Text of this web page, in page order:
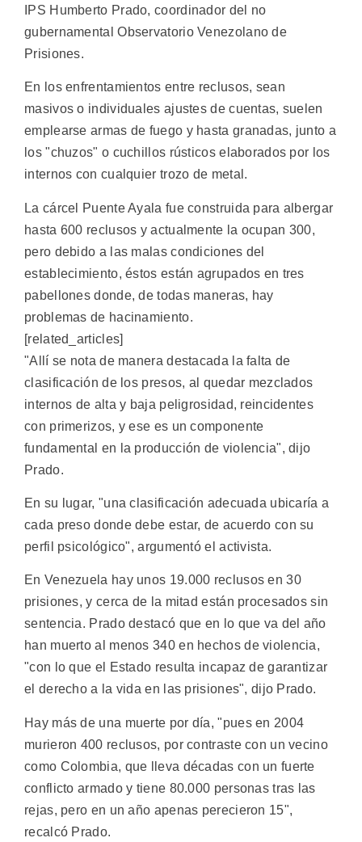
IPS Humberto Prado, coordinador del no
gubernamental Observatorio Venezolano de
Prisiones.
En los enfrentamientos entre reclusos, sean
masivos o individuales ajustes de cuentas, suelen
emplearse armas de fuego y hasta granadas, junto a
los "chuzos" o cuchillos rústicos elaborados por los
internos con cualquier trozo de metal.
La cárcel Puente Ayala fue construida para albergar
hasta 600 reclusos y actualmente la ocupan 300,
pero debido a las malas condiciones del
establecimiento, éstos están agrupados en tres
pabellones donde, de todas maneras, hay
problemas de hacinamiento.
[related_articles]
"Allí se nota de manera destacada la falta de
clasificación de los presos, al quedar mezclados
internos de alta y baja peligrosidad, reincidentes
con primerizos, y ese es un componente
fundamental en la producción de violencia", dijo
Prado.
En su lugar, "una clasificación adecuada ubicaría a
cada preso donde debe estar, de acuerdo con su
perfil psicológico", argumentó el activista.
En Venezuela hay unos 19.000 reclusos en 30
prisiones, y cerca de la mitad están procesados sin
sentencia. Prado destacó que en lo que va del año
han muerto al menos 340 en hechos de violencia,
"con lo que el Estado resulta incapaz de garantizar
el derecho a la vida en las prisiones", dijo Prado.
Hay más de una muerte por día, "pues en 2004
murieron 400 reclusos, por contraste con un vecino
como Colombia, que lleva décadas con un fuerte
conflicto armado y tiene 80.000 personas tras las
rejas, pero en un año apenas perecieron 15",
recalcó Prado.